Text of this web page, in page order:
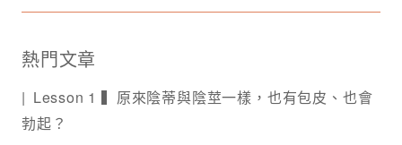
熱門文章
Lesson 1 ▍原來陰蒂與陰莖一樣，也有包皮、也會
勃起？